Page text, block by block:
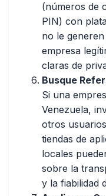
(números de
PIN) con
no le
empresa
claras de
Busque
Si una
Venezuela,
otros
tiendas de
locales
sobre la
y la fiabilidad